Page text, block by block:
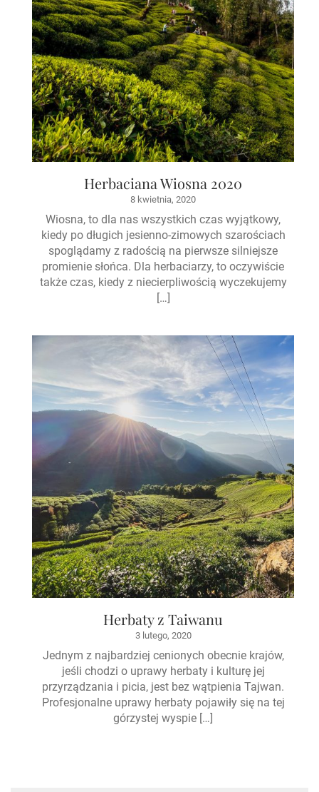
Herbaciana Wiosna 2020
8 kwietnia, 2020
Wiosna, to dla nas wszystkich czas wyjątkowy,
kiedy po długich jesienno-zimowych szarościach
spoglądamy z radością na pierwsze silniejsze
promienie słońca. Dla herbaciarzy, to oczywiście
także czas, kiedy z niecierpliwością wyczekujemy
[…]
Herbaty z Taiwanu
3 lutego, 2020
Jednym z najbardziej cenionych obecnie krajów,
jeśli chodzi o uprawy herbaty i kulturę jej
przyrządzania i picia, jest bez wątpienia Tajwan.
Profesjonalne uprawy herbaty pojawiły się na tej
górzystej wyspie […]